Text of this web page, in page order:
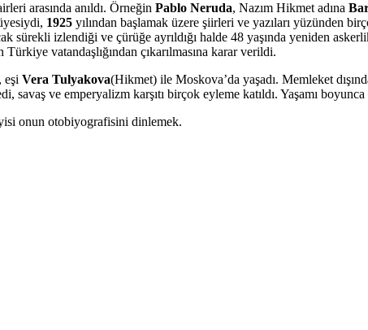
arasında anıldı. Örneğin Pablo Neruda, Nazım Hikmet adına
1925 yılından başlamak üzere şiirleri ve yazıları yüzünden
sürekli izlendiği ve çürüğe ayrıldığı halde 48 yaşında yeniden
vatandaşlığından çıkarılmasına karar verildi.
eşi Vera Tulyakova(Hikmet) ile Moskova’da yaşadı. Memleket
ve emperyalizm karşıtı birçok eyleme katıldı. Yaşamı boyunca
onun otobiyografisini dinlemek.